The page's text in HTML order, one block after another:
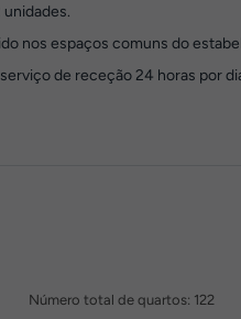
nos espaços comuns do
de receção 24 horas por
Número total de quartos: 122